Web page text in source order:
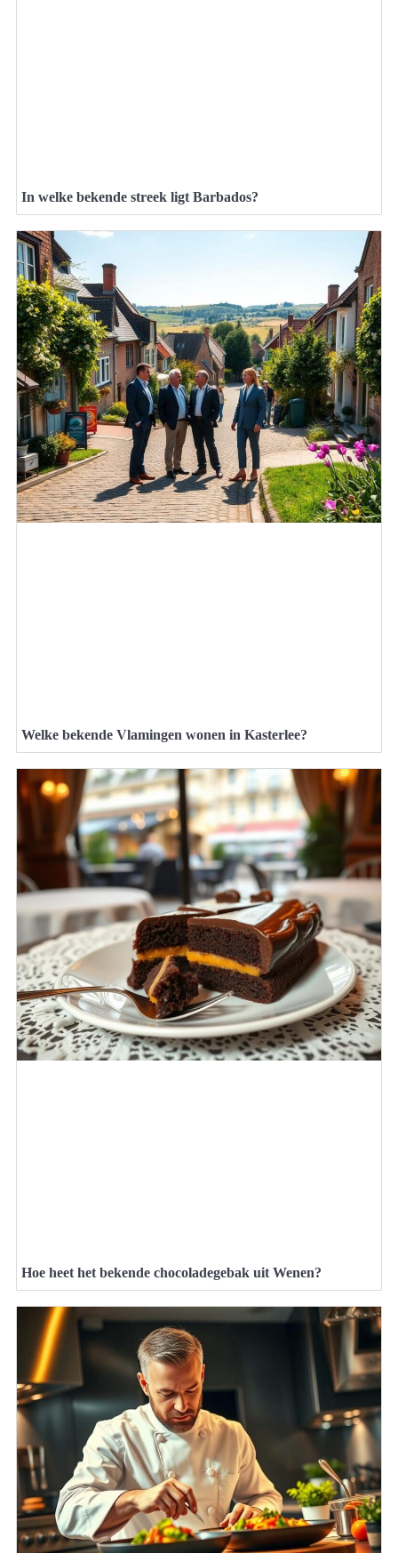
In welke bekende streek ligt Barbados?
Welke bekende Vlamingen wonen in Kasterlee?
Hoe heet het bekende chocoladegebak uit Wenen?